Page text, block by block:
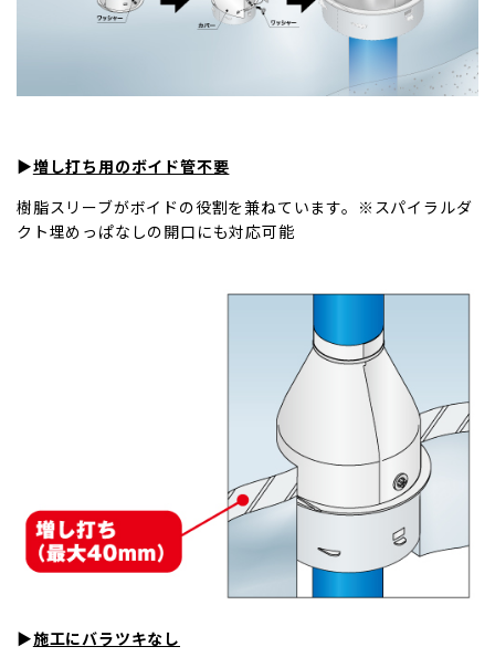
▶増し打ち用のボイド管不要
樹脂スリーブがボイドの役割を兼ねています。※スパイラルダ
クト埋めっぱなしの開口にも対応可能
▶施工にバラツキなし